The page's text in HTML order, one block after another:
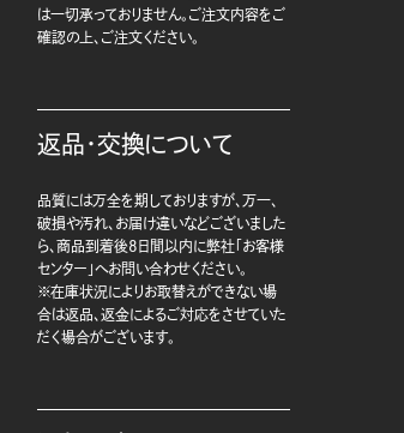
は一切承っておりません。ご注文内容をご
確認の上、ご注文ください。
返品・交換について
品質には万全を期しておりますが、万一、
破損や汚れ、お届け違いなどございました
ら、商品到着後8日間以内に弊社「お客様
センター」へお問い合わせください。
※在庫状況によりお取替えができない場
合は返品、返金によるご対応をさせていた
だく場合がございます。